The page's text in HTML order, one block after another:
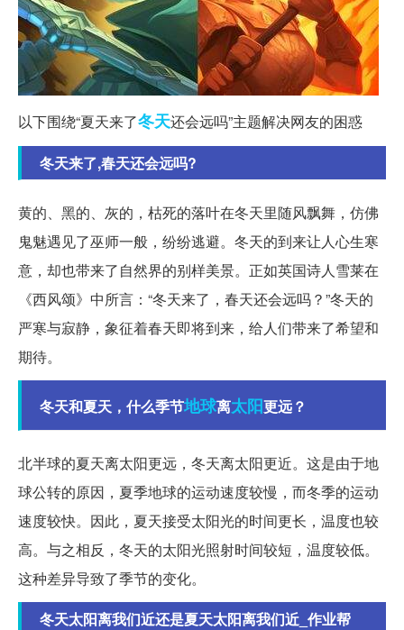
以下围绕“夏天来了冬天还会远吗”主题解决网友的困惑
冬天来了,春天还会远吗?
黄的、黑的、灰的，枯死的落叶在冬天里随风飘舞，仿佛
鬼魅遇见了巫师一般，纷纷逃避。冬天的到来让人心生寒
意，却也带来了自然界的别样美景。正如英国诗人雪莱在
《西风颂》中所言：“冬天来了，春天还会远吗？”冬天的
严寒与寂静，象征着春天即将到来，给人们带来了希望和
期待。
冬天和夏天，什么季节地球离太阳更远？
北半球的夏天离太阳更远，冬天离太阳更近。这是由于地
球公转的原因，夏季地球的运动速度较慢，而冬季的运动
速度较快。因此，夏天接受太阳光的时间更长，温度也较
高。与之相反，冬天的太阳光照射时间较短，温度较低。
这种差异导致了季节的变化。
冬天太阳离我们近还是夏天太阳离我们近_作业帮